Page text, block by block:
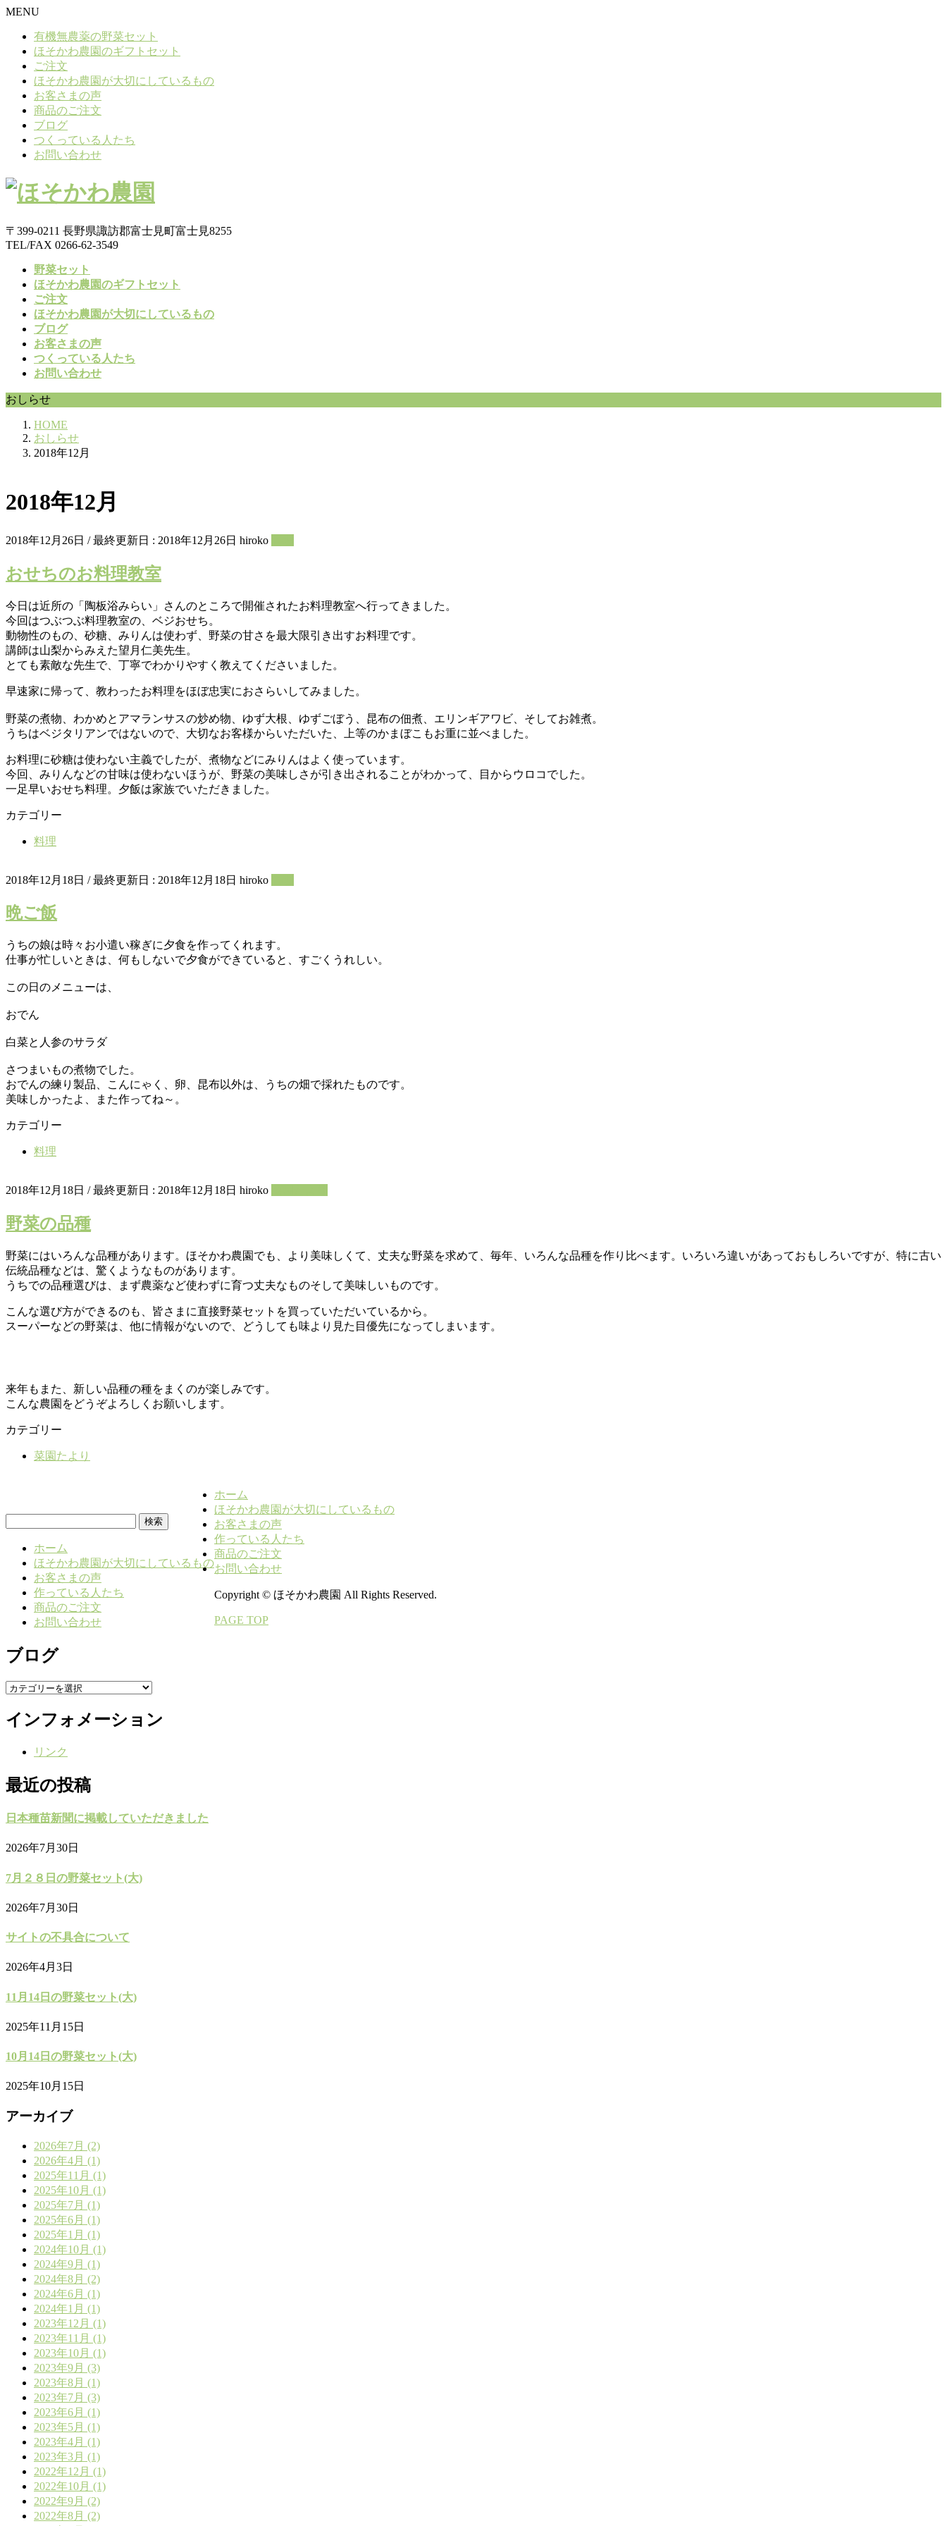
MENU
有機無農薬の野菜セット
ほそかわ農園のギフトセット
ご注文
ほそかわ農園が大切にしているもの
お客さまの声
商品のご注文
ブログ
つくっている人たち
お問い合わせ
〒399-0211 長野県諏訪郡富士見町富士見8255
TEL/FAX 0266-62-3549
野菜セット
ほそかわ農園のギフトセット
ご注文
ほそかわ農園が大切にしているもの
ブログ
お客さまの声
つくっている人たち
お問い合わせ
おしらせ
HOME
おしらせ
2018年12月
2018年12月
2018年12月26日 / 最終更新日 : 2018年12月26日 hiroko
おせちのお料理教室
今日は近所の「陶板浴みらい」さんのところで開催されたお料理教室へ行ってきました。
今回はつぶつぶ料理教室の、ベジおせち。
動物性のもの、砂糖、みりんは使わず、野菜の甘さを最大限引き出すお料理です。
講師は山梨からみえた望月仁美先生。
とても素敵な先生で、丁寧でわかりやすく教えてくださいました。
早速家に帰って、教わったお料理をほぼ忠実におさらいしてみました。
野菜の煮物、わかめとアマランサスの炒め物、ゆず大根、ゆずごぼう、昆布の佃煮、エリンギアワビ、そしてお雑煮。
うちはベジタリアンではないので、大切なお客様からいただいた、上等のかまぼこもお重に並べました。
お料理に砂糖は使わない主義でしたが、煮物などにみりんはよく使っています。
今回、みりんなどの甘味は使わないほうが、野菜の美味しさが引き出されることがわかって、目からウロコでした。
一足早いおせち料理。夕飯は家族でいただきました。
カテゴリー
料理
2018年12月18日 / 最終更新日 : 2018年12月18日 hiroko
晩ご飯
うちの娘は時々お小遣い稼ぎに夕食を作ってくれます。
仕事が忙しいときは、何もしないで夕食ができていると、すごくうれしい。
この日のメニューは、
おでん
白菜と人参のサラダ
さつまいもの煮物でした。
おでんの練り製品、こんにゃく、卵、昆布以外は、うちの畑で採れたものです。
美味しかったよ、また作ってね～。
カテゴリー
料理
2018年12月18日 / 最終更新日 : 2018年12月18日 hiroko
野菜の品種
野菜にはいろんな品種があります。ほそかわ農園でも、より美味しくて、丈夫な野菜を求めて、毎年、いろんな品種を作り比べます。いろいろ違いがあっておもしろいですが、特に古い
伝統品種などは、驚くようなものがあります。
うちでの品種選びは、まず農薬など使わずに育つ丈夫なものそして美味しいものです。
こんな選び方ができるのも、皆さまに直接野菜セットを買っていただいているから。
スーパーなどの野菜は、他に情報がないので、どうしても味より見た目優先になってしまいます。
来年もまた、新しい品種の種をまくのが楽しみです。
こんな農園をどうぞよろしくお願いします。
カテゴリー
菜園たより
ホーム
ほそかわ農園が大切にしているもの
お客さまの声
作っている人たち
商品のご注文
お問い合わせ
ブログ
ブ
グ
インフォメーション
リンク
最近の投稿
日本種苗新聞に掲載していただきました
2026年7月30日
7月２８日の野菜セット(大)
2026年7月30日
サイトの不具合について
2026年4月3日
11月14日の野菜セット(大)
2025年11月15日
10月14日の野菜セット(大)
2025年10月15日
アーカイブ
2026年7月 (2)
2026年4月 (1)
2025年11月 (1)
2025年10月 (1)
2025年7月 (1)
2025年6月 (1)
2025年1月 (1)
2024年10月 (1)
2024年9月 (1)
2024年8月 (2)
2024年6月 (1)
2024年1月 (1)
2023年12月 (1)
2023年11月 (1)
2023年10月 (1)
2023年9月 (3)
2023年8月 (1)
2023年7月 (3)
2023年6月 (1)
2023年5月 (1)
2023年4月 (1)
2023年3月 (1)
2022年12月 (1)
2022年10月 (1)
2022年9月 (2)
2022年8月 (2)
ホーム
ほそかわ農園が大切にしているもの
お客さまの声
作っている人たち
商品のご注文
お問い合わせ
Copyright © ほそかわ農園 All Rights Reserved.
PAGE TOP